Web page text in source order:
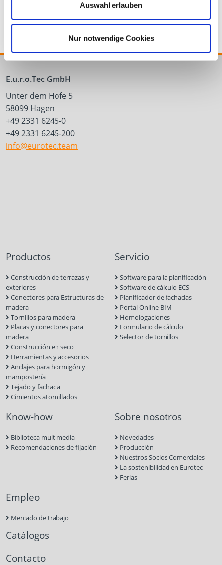
Auswahl erlauben
Nur notwendige Cookies
E.u.r.o.Tec GmbH
Unter dem Hofe 5
58099 Hagen
+49 2331 6245-0
+49 2331 6245-200
info@eurotec.team
Productos
Construcción de terrazas y
exteriores
Conectores para Estructuras de
madera
Tornillos para madera
Placas y conectores para
madera
Construcción en seco
Herramientas y accesorios
Anclajes para hormigón y
mampostería
Tejado y fachada
Cimientos atornillados
Servicio
Software para la planificación
Software de cálculo ECS
Planificador de fachadas
Portal Online BIM
Homologaciones
Formulario de cálculo
Selector de tornillos
Know-how
Biblioteca multimedia
Recomendaciones de fijación
Sobre nosotros
Novedades
Producción
Nuestros Socios Comerciales
La sostenibilidad en Eurotec
Ferias
Empleo
Mercado de trabajo
Catálogos
Contacto